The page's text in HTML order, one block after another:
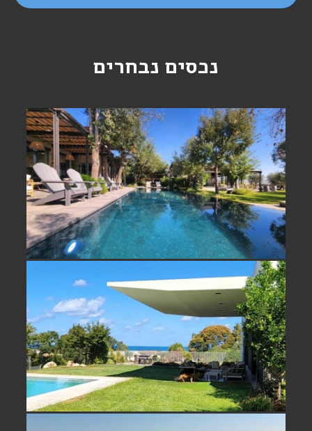
נכסים נבחרים
נחלה מרגשת למכירה בעמק יזרעאל -
לגור בלב הטבע
נחלה למכירה בכפר ויתקין בית מדהים
מול נוף גבוה רואה ים